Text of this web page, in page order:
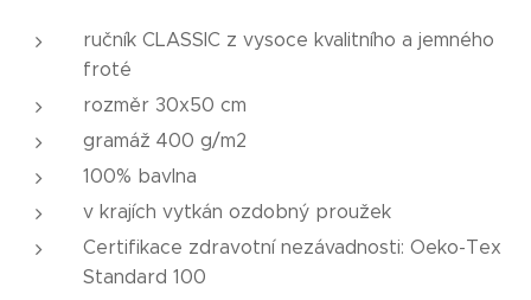
ručník CLASSIC z vysoce kvalitního a jemného
froté
rozměr 30x50 cm
gramáž 400 g/m2
100% bavlna
v krajích vytkán ozdobný proužek
Certifikace zdravotní nezávadnosti: Oeko-Tex
Standard 100